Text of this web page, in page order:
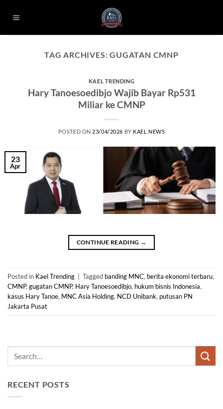
TAG ARCHIVES:GUGATAN CMNP
KAEL TRENDING
Hary Tanoesoedibjo Wajib Bayar Rp531
Miliar ke CMNP
POSTED ON 23/04/2026 BY KAEL NEWS
23
Apr
CONTINUE READING →
Posted in Kael Trending Tagged banding MNC, berita ekonomi terbaru,
CMNP,gugatan CMNP, Hary Tanoesoedibjo, hukum bisnis Indonesia,
kasus Hary Tanoe, MNC Asia Holding, NCD Unibank, putusan PN
Jakarta Pusat
RECENT POSTS